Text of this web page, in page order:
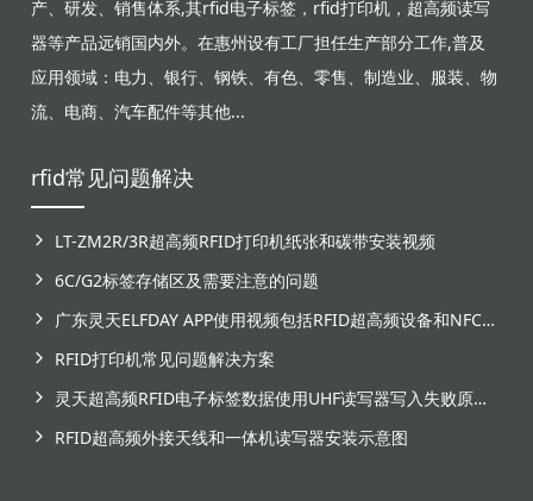
产、研发、销售体系,其rfid电子标签，rfid打印机，超高频读写
器等产品远销国内外。在惠州设有工厂担任生产部分工作,普及
应用领域：电力、银行、钢铁、有色、零售、制造业、服装、物
流、电商、汽车配件等其他...
rfid常见问题解决
LT-ZM2R/3R超高频RFID打印机纸张和碳带安装视频
6C/G2标签存储区及需要注意的问题
广东灵天ELFDAY APP使用视频包括RFID超高频设备和NFC芯片标签感应
RFID打印机常见问题解决方案
灵天超高频RFID电子标签数据使用UHF读写器写入失败原因分析
RFID超高频外接天线和一体机读写器安装示意图